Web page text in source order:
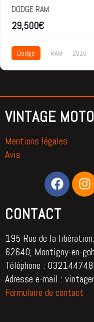
DODGE RAM
29,500€
Dodge RAM 2016
VINTAGE
Mentions légales
Avis
CONTACT
195 Rue de la libération.
62640, Montigny-en-
Téléphone :
Adresse e-mail :
Formulaire de contact